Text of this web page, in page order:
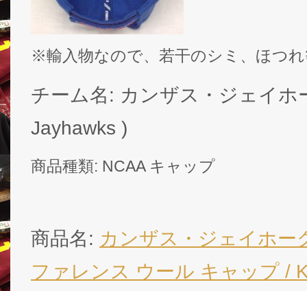
※輸入物なので、若干のシミ、ほつ
チーム名: カンザス・ジェイホ
Jayhawks )
商品種類: NCAA キャップ
商品名: カンザス・ジェイホー
ファレンス ウール キャップ /